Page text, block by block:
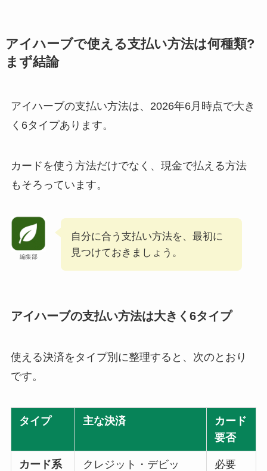
アイハーブで使える支払い方法は何種類?
まず結論
アイハーブの支払い方法は、2026年6月時点で大き
く6タイプあります。
カードを使う方法だけでなく、現金で払える方法
もそろっています。
編集部
自分に合う支払い方法を、最初に
見つけておきましょう。
アイハーブの支払い方法は大きく6タイプ
使える決済をタイプ別に整理すると、次のとおり
です。
タイプ 主な決済
カード
要否
カード系
クレジット・デビッ
必要